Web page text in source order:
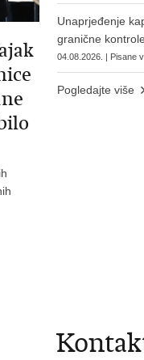
Unaprjeđenje
granične
04.08.2026. | Pisane
Pogledajte više